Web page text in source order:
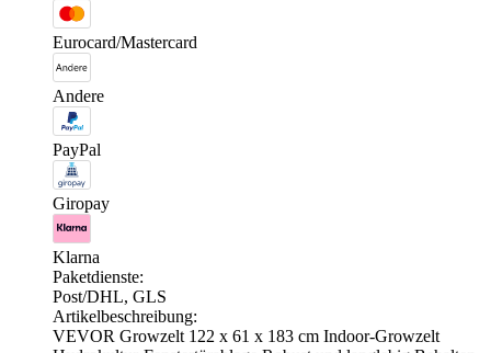
Eurocard/Mastercard
Andere
PayPal
Giropay
Klarna
Paketdienste:
Post/DHL, GLS
Artikelbeschreibung:
VEVOR Growzelt 122 x 61 x 183 cm Indoor-Growzelt